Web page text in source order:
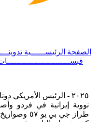
الصفحة الرئيســــــية
٢٠٢٥ - الرئيس
نووية إيرانية في فردو
طراز جي بي